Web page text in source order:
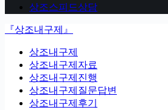
상조스피드상담
『상조내구제』
상조내구제
상조내구제자료
상조내구제진행
상조내구제질문답변
상조내구제후기